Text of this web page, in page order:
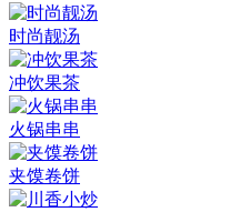
时尚靓汤
冲饮果茶
火锅串串
夹馍卷饼